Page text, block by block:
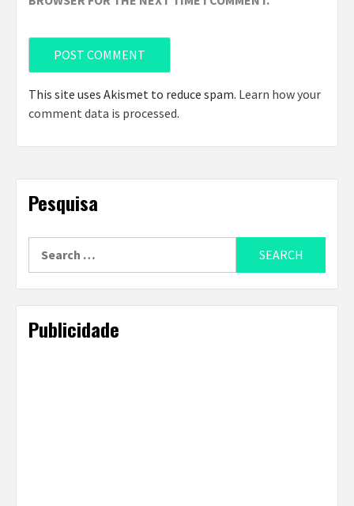
This site uses Akismet to reduce spam. Learn how your
comment data is processed.
Pesquisa
for:
Publicidade